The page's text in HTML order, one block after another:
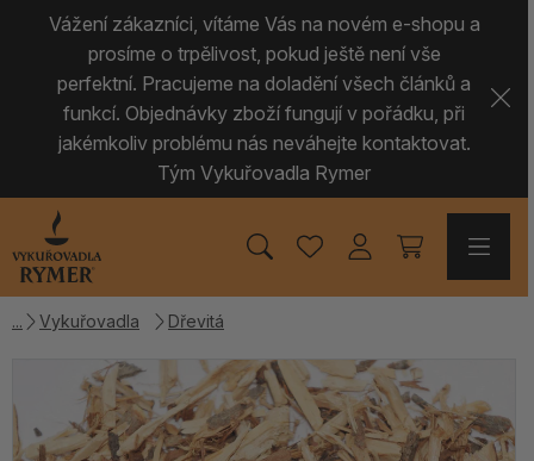
Vážení zákazníci, vítáme Vás na novém e-shopu a
prosíme o trpělivost, pokud ještě není vše
perfektní. Pracujeme na doladění všech článků a
funkcí. Objednávky zboží fungují v pořádku, při
jakémkoliv problému nás neváhejte kontaktovat.
Tým Vykuřovadla Rymer
Vykuřovadla Dřevitá